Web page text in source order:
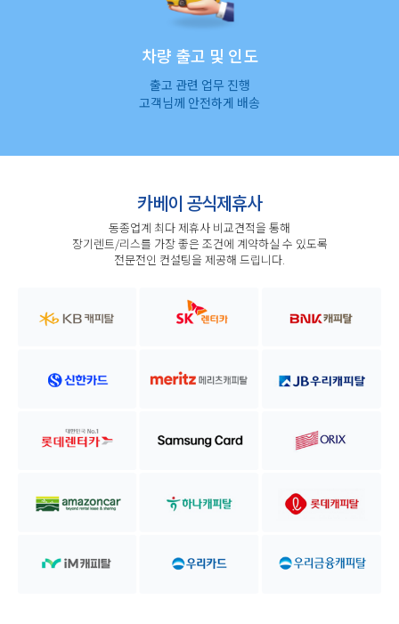
차량 출고 및 인도
출고 관련 업무 진행
고객님께 안전하게 배송
카베이 공식제휴사
동종업계 최다 제휴사 비교견적을 통해
장기렌트/리스를 가장 좋은 조건에 계약하실 수 있도록
전문전인 컨설팅을 제공해 드립니다.